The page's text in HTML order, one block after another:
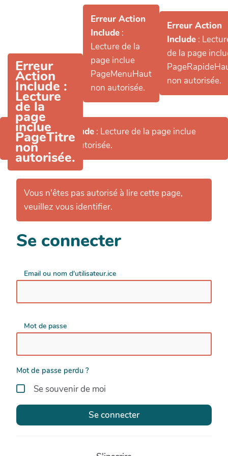
Erreur
Action
Include :
Lecture
de la
page
inclue
PageTitre
non
autorisée.
Erreur Action
Include :
Lecture de la
page inclue
PageMenuHaut
non autorisée.
Erreur Action
Include :
de la page
non autorisée.
Erreur Action Include : Lecture de la page inclue
PageHeader non autorisée.
Vous n'êtes pas autorisé à lire cette page,
veuillez vous identifier.
Se connecter
Email ou nom d'utilisateur.ice
Mot de passe
Mot de passe perdu ?
Se souvenir de moi
Se connecter